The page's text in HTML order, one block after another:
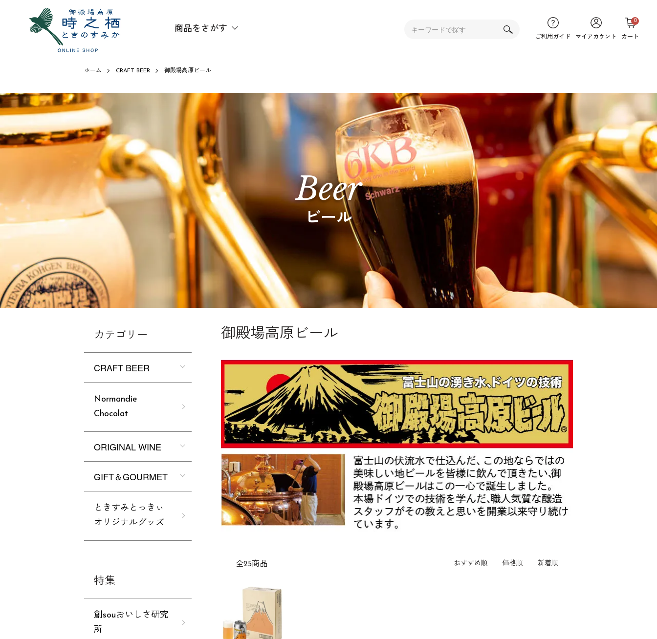
商品をさがす
ご利用ガイド マイアカウント カート
0
ホーム CRAFT BEER 御殿場高原ビール
Beer
ビール
御殿場高原ビール
全25商品 おすすめ順 価格順 新着順
カテゴリー
CRAFT BEER
Normandie
Chocolat
ORIGINAL WINE
GIFT＆GOURMET
ときすみとっきぃ
オリジナルグッズ
特集
創souおいしさ研究
所